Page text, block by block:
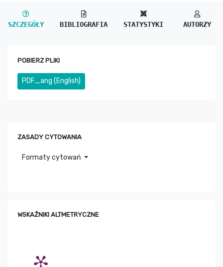
SZCZEGÓŁY BIBLIOGRAFIA STATYSTYKI AUTORZY
POBIERZ PLIKI
PDF_ang (English)
ZASADY CYTOWANIA
Formaty cytowań
WSKAŹNIKI ALTMETRYCZNE